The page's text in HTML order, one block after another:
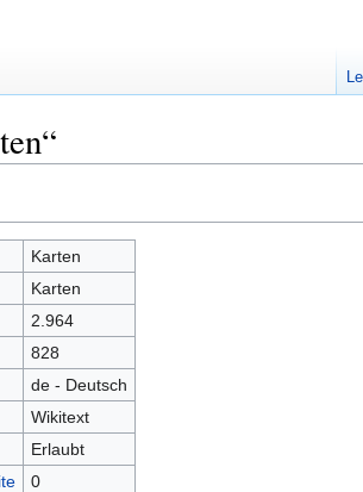
Karten
Karten
2.964
828
de - Deutsch
Wikitext
Erlaubt
0